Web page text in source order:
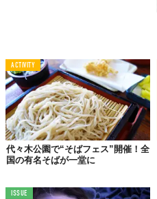
ACTIVITY
代々木公園で“そばフェス”開催！全
国の有名そばが一堂に
ISSUE